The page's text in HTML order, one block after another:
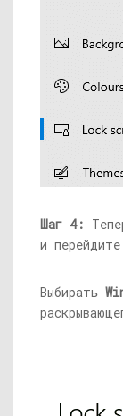
Шаг 4:
и
Выбирать